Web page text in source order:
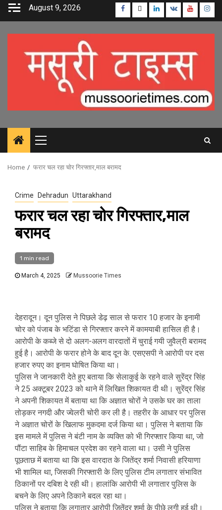
Skip
August 9, 2026 Facebook
TwitterLinkedin
VK Youtube
Primary
Menu
Home फरार चल रहा चोर गिरफ्तार,माल बरामद
Crime Dehradun Uttarakhand
फरार चल रहा चोर गिरफ्तार,माल
बरामद
1 min read
March 4, 2025 Mussoorie Times
देहरादून। दून पुलिस ने पिछले डेढ़ साल से फरार 10 हजार के इनामी
चोर को पंजाब के भटिंडा से गिरफ्तार करने में कामयाबी हासिल ही है।
आरोपी के कब्जे से दो अलग-अलग वारदातों में चुराई गयी जुवैल्री बरामद
हुई है। आरोपी के फरार होने के बाद दून के. एसएसपी ने आरोपी पर दस
हजार रुपए का इनाम घोषित किया था।
पुलिस ने जानकारी देते हुए बताया कि सेलाकुई के रहने वाले सुरेंद्र सिंह
ने 25 अक्टूबर 2023 को थाने में लिखित शिकायत दी थी। सुरेंद्र सिंह
ने अपनी शिकायत में बताया था कि अज्ञात चोरों ने उसके घर का ताला
तोड़कर नगदी और ज्वेलरी चोरी कर ली है। तहरीर के आधार पर पुलिस
ने अज्ञात चोरों के खिलाफ मुकदमा दर्ज किया था। पुलिस ने बताया कि
इस मामले में पुलिस ने बंटी नाम के व्यक्ति को भी गिरफ्तार किया था, जो
पौंटा साहिब के हिमाचल प्रदेश का रहने वाला था। उसी ने पुलिस
पूछताछ में बताया था कि इस वारदात के जितेंद्र शर्मा निवासी हरियाणा
भी शामिल था, जिसकी गिरफ्तारी के लिए पुलिस टीम लगातार संभावित
ठिकानों पर दबिश दे रही थी। हालांकि आरोपी भी लगातार पुलिस के
बचने के लिए अपने ठिकाने बदल रहा था।
पुलिस ने बताया कि लगातार आरोपी जितेंद्र शर्मा के पीछे लगी हुई थी।